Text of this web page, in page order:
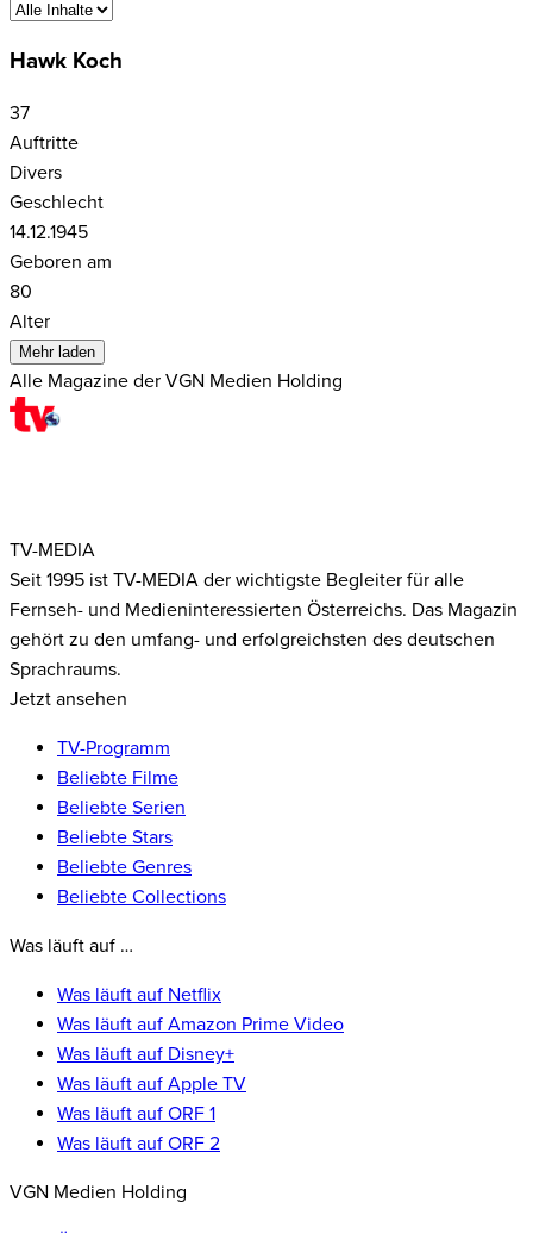
Hawk Koch
37
Auftritte
Divers
Geschlecht
14.12.1945
Geboren am
80
Alter
Mehr laden
Alle Magazine der VGN Medien Holding
TV-MEDIA
Seit 1995 ist TV-MEDIA der wichtigste Begleiter für alle
Fernseh- und Medieninteressierten Österreichs. Das Magazin
gehört zu den umfang- und erfolgreichsten des deutschen
Sprachraums.
Jetzt ansehen
TV-Programm
Beliebte Filme
Beliebte Serien
Beliebte Stars
Beliebte Genres
Beliebte Collections
Was läuft auf …
Was läuft auf Netflix
Was läuft auf Amazon Prime Video
Was läuft auf Disney+
Was läuft auf Apple TV
Was läuft auf ORF 1
Was läuft auf ORF 2
VGN Medien Holding